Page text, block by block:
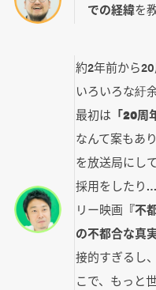
での経緯を
約2年前から
いろいろな紆
最初は 「20
なんて案もあ
を放送局にし
採用をしたり
リー映画 『不
の不都合な真
接的すぎるし
こで、もっと